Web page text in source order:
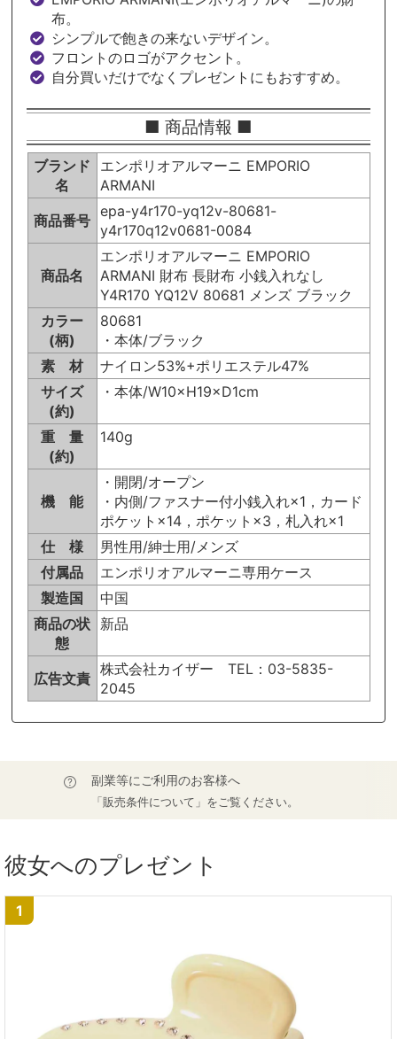
布。
シンプルで飽きの来ないデザイン。
フロントのロゴがアクセント。
自分買いだけでなくプレゼントにもおすすめ。
■ 商品情報 ■
ブランド
名
エンポリオアルマーニ EMPORIO
ARMANI
商品番号
epa-y4r170-yq12v-80681-
y4r170q12v0681-0084
商品名
エンポリオアルマーニ EMPORIO
ARMANI 財布 長財布 小銭入れなし
Y4R170 YQ12V 80681 メンズ ブラック
カラー
(柄)
80681
・本体/ブラック
素 材
ナイロン53%+ポリエステル47%
サイズ
(約)
・本体/W10×H19×D1cm
重 量
(約)
140g
機 能
・開閉/オープン
・内側/ファスナー付小銭入れ×1，カード
ポケット×14，ポケット×3，札入れ×1
仕 様
男性用/紳士用/メンズ
付属品
エンポリオアルマーニ専用ケース
製造国
中国
商品の状
態
新品
広告文責
株式会社カイザー TEL：03-5835-
2045
副業等にご利用のお客様へ
「販売条件について」をご覧ください。
彼女へのプレゼント
1